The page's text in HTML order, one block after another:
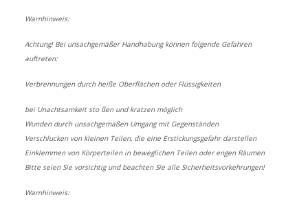
Warnhinweis:
Achtung! Bei unsachgemäßer Handhabung können folgende Gefahren
auftreten:
Verbrennungen durch heiße Oberflächen oder Flüssigkeiten
bei Unachtsamkeit sto ßen und kratzen möglich
Wunden durch unsachgemäßen Umgang mit Gegenständen
Verschlucken von kleinen Teilen, die eine Erstickungsgefahr darstellen
Einklemmen von Körperteilen in beweglichen Teilen oder engen Räumen
Bitte seien Sie vorsichtig und beachten Sie alle Sicherheitsvorkehrungen!
Warnhinweis: